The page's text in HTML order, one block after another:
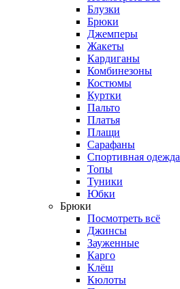
Блузки
Брюки
Джемперы
Жакеты
Кардиганы
Комбинезоны
Костюмы
Куртки
Пальто
Платья
Плащи
Сарафаны
Спортивная одежда
Топы
Туники
Юбки
Брюки
Посмотреть всё
Джинсы
Зауженные
Карго
Клёш
Кюлоты